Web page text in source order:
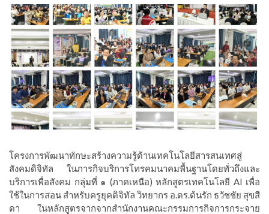
โครงการพัฒนาทักษะสร้างความรู้ด้านเทคโนโลยีสารสนเทศสู่
สังคมดิจิทัล ในภารกิจบริการโทรคมนาคมพื้นฐานโดยทั่วถึงและ
บริการเพื่อสังคม กลุ่มที่ ๑ (ภาคเหนือ) หลักสูตรเทคโนโลยี AI เพื่อ
ใช้ในการสอน สำหรับครูยุคดิจิทัล วิทยากร อ.ดร.ต้นรัก ธวัชชัย สุขสี
ดา ในหลักสูตรจากจากสำนักงานคณะกรรมการกิจการกระจาย